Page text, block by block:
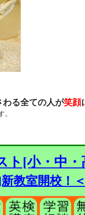
わる全ての人が笑顔
。
ト[小・中・
教室開校！